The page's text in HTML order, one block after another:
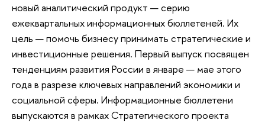
новый аналитический продукт — серию
ежеквартальных информационных бюллетеней. Их
цель — помочь бизнесу принимать стратегические и
инвестиционные решения. Первый выпуск посвящен
тенденциям развития России в январе — мае этого
года в разрезе ключевых направлений экономики и
социальной сферы. Информационные бюллетени
выпускаются в рамках Стратегического проекта